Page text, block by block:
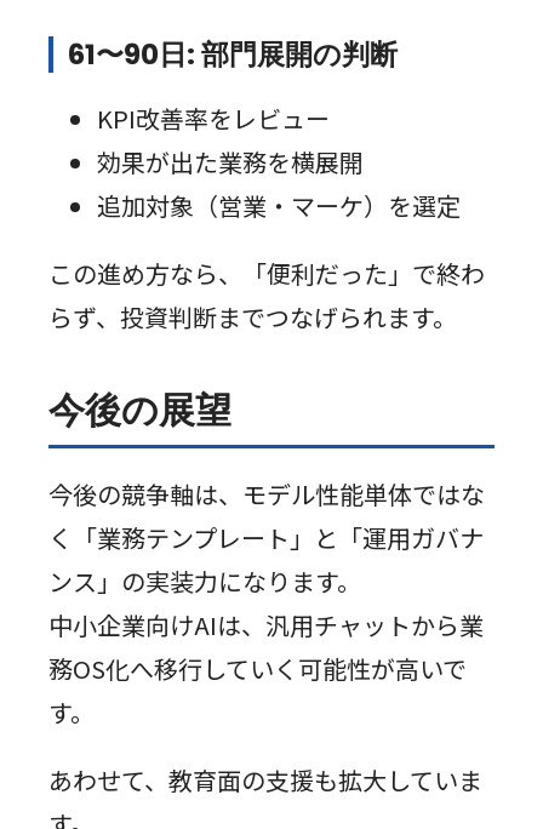
61〜90日: 部門展開の判断
KPI改善率をレビュー
効果が出た業務を横展開
追加対象（営業・マーケ）を選定
この進め方なら、「便利だった」で終わ
らず、投資判断までつなげられます。
今後の展望
今後の競争軸は、モデル性能単体ではな
く「業務テンプレート」と「運用ガバナ
ンス」の実装力になります。
中小企業向けAIは、汎用チャットから業
務OS化へ移行していく可能性が高いで
す。
あわせて、教育面の支援も拡大していま